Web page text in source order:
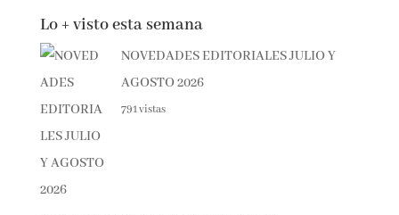
Lo + visto esta semana
NOVEDADES EDITORIALES JULIO Y
AGOSTO 2026
791 vistas